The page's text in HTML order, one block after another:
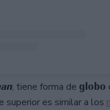
, tiene forma de globo
superior es similar a los